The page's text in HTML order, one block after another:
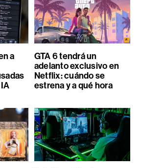
a
GTA 6 tendrá un
adelanto exclusivo en
Netflix: cuándo se
estrena y a qué hora